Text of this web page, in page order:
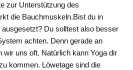
zur Unterstützung des
die Bauchmuskeln.Bist du in
Du solltest also besser
achten. Denn gerade an
wir uns oft. Natürlich kann Yoga dir
kommen. Löwetage sind die